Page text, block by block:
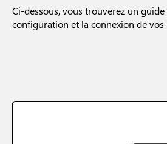
Ci-dessous, vous trouverez un guide
configuration et la connexion de vos